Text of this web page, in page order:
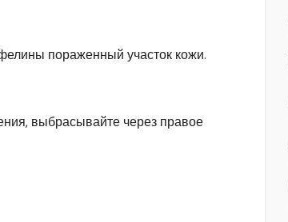
пораженный участок кожи.
выбрасывайте через правое